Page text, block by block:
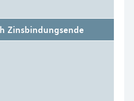
Zinsbindungsende